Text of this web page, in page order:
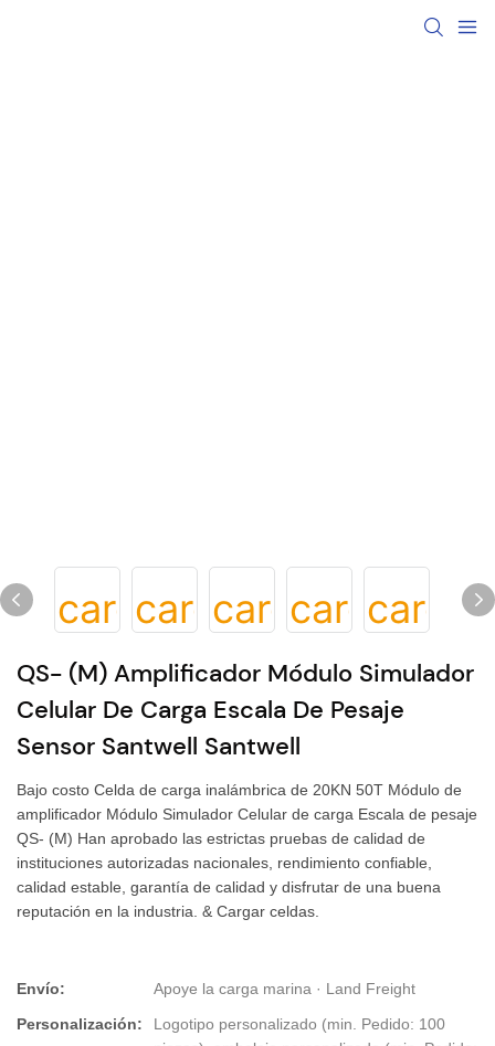
QS- (M) Amplificador Módulo Simulador
Celular De Carga Escala De Pesaje
Sensor Santwell Santwell
Bajo costo Celda de carga inalámbrica de 20KN 50T Módulo de
amplificador Módulo Simulador Celular de carga Escala de pesaje
QS- (M) Han aprobado las estrictas pruebas de calidad de
instituciones autorizadas nacionales, rendimiento confiable,
calidad estable, garantía de calidad y disfrutar de una buena
reputación en la industria. & Cargar celdas.
Envío:
Apoye la carga marina · Land Freight
Personalización:
Logotipo personalizado (min. Pedido: 100